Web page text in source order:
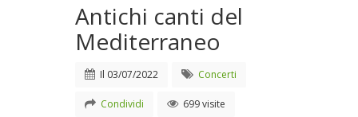
Antichi canti del
Mediterraneo
Il 03/07/2022 Concerti
Condividi 699 visite